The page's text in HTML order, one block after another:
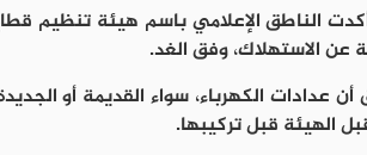
الناطق الإعلامي باسم هيئة تنظيم قطاع
عن الاستهلاك، وفق الغد.
عدادات الكهرباء، سواء القديمة أو
الهيئة قبل تركيبها.